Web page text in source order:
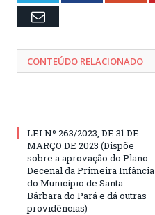
Email
CONTEÚDO RELACIONADO
LEI Nº 263/2023, DE 31 DE
MARÇO DE 2023 (Dispõe
sobre a aprovação do Plano
Decenal da Primeira Infância
do Município de Santa
Bárbara do Pará e dá outras
providências)